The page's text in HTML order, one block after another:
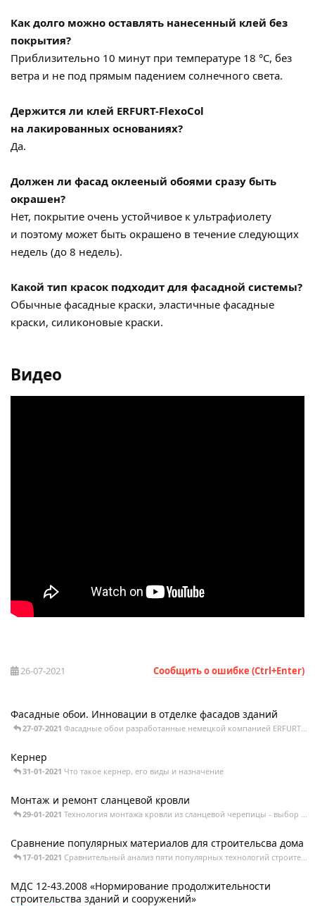
Как долго можно оставлять нанесенный клей без
покрытия?
Приблизительно 10 минут при температуре 18 °C, без
ветра и не под прямым падением солнечного света.
Держится ли клей ERFURT-FlexoCol
на лакированных основаниях?
Да.
Должен ли фасад оклееный обоями сразу быть
окрашен?
Нет, покрытие очень устойчивое к ультрафиолету
и поэтому может быть окрашено в течение следующих
недель (до 8 недель).
Какой тип красок подходит для фасадной системы?
Обычные фасадные краски, эластичные фасадные
краски, силиконовые краски.
Видео
26-07-2021 Сообщить о ошибке (Ctrl+Enter)
Фасадные обои. Инновации в отделке фасадов зданий
27-07-2021 Фасадные обои разработанные немецкой компанией ERFURT появились в широкой продаже еще в
Кернер
31-01-2021 Что такое кернер, его виды и назначение
Монтаж и ремонт сланцевой кровли
29-01-2021 Технология монтажа кровли из сланцевой черепицы - выбор раскладки, устройство обрешетки,
Сравнение популярных материалов для строительсва дома
17-01-2021 Сравнительный анализ пяти популярных технологий строительства - кирпич, пеноблок, клееный
МДС 12-43.2008 «Нормирование продолжительности
строительства зданий и сооружений»